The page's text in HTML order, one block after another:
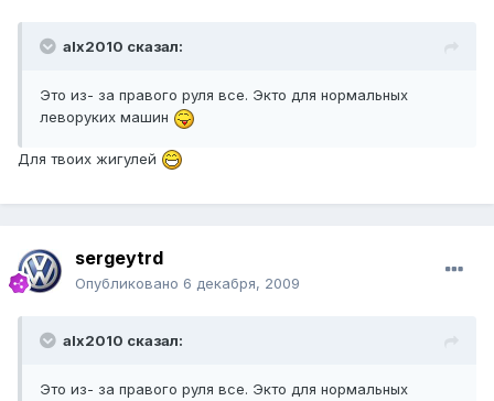
alx2010 сказал:
Это из- за правого руля все. Экто для нормальных
леворуких машин
Для твоих жигулей
sergeytrd
Опубликовано 6 декабря, 2009
alx2010 сказал:
Это из- за правого руля все. Экто для нормальных